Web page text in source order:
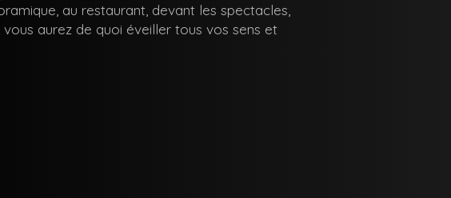
au restaurant, devant les spectacles,
aurez de quoi éveiller tous vos sens et